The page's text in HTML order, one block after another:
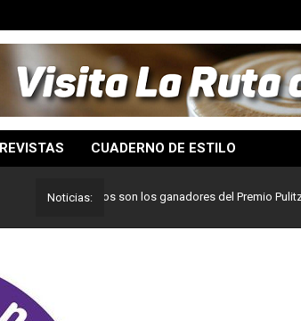
CUADERNO DE ESTILO
Noticias:
Estos son los ganadores del Premio Pulitzer 2024